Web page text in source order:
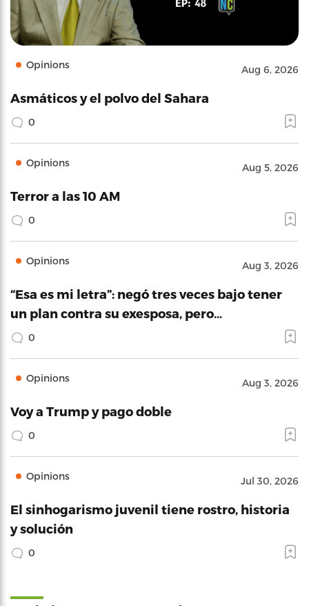
Opinions Aug 6, 2026
Asmáticos y el polvo del Sahara
0
Opinions Aug 5, 2026
Terror a las 10 AM
0
Opinions Aug 3, 2026
“Esa es mi letra”: negó tres veces bajo tener
un plan contra su exesposa, pero…
0
Opinions Aug 3, 2026
Voy a Trump y pago doble
0
Opinions Jul 30, 2026
El sinhogarismo juvenil tiene rostro, historia
y solución
0